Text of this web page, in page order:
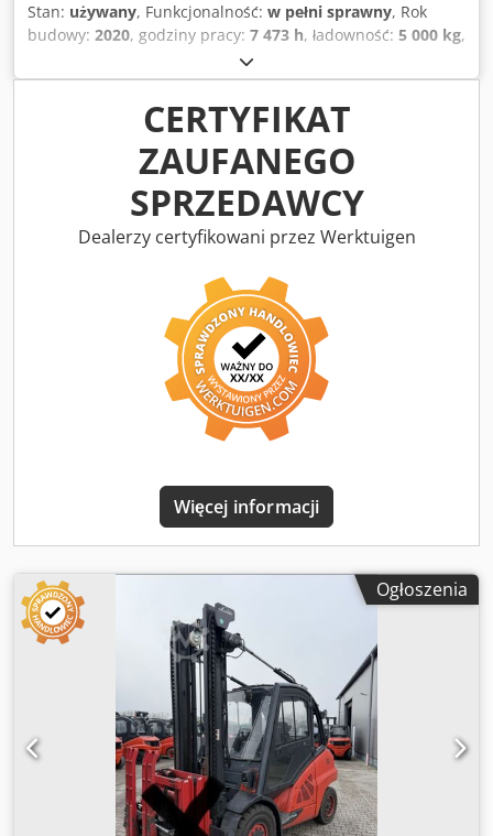
Stan: używany, Funkcjonalność: w pełni sprawny, Rok
budowy: 2020, godziny pracy: 7 473 h, ładowność: 5 000 kg,
4 100 mm
typ masztu:Simplex, wysokość konstrukcyjna:3 050 mm,
Diesel, wózki widłowe z silnikiem diesla Typ
masztu: Standardowy Stan: gotowy do użycia i w pełni
funkcjonalny Stan techniczny: dobry Csdpfxoyh R Uke
Adpjrf 3. zawór, 4. zawór, ogrzewanie, filtr sadzy, pełna
kabina, klimatyzacja,
CERTYFIKAT
ZAUFANEGO
SPRZEDAWCY
Dealerzy certyfikowani przez Werktuigen
Więcej informacji
Ogłoszenia